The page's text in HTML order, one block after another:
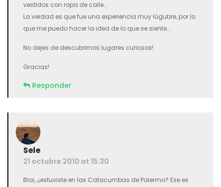
vestidos con ropa de calle…
La verdad es que fue una experiencia muy lúgubre, por lo
que me puedo hacer la idea de lo que se siente…
No dejes de descubrirnos lugares curiosos!
Gracias!
Responder
Sele
21 octubre 2010 at 15:30
Blai, ¿estuviste en las Catacumbas de Palermo? Ese es